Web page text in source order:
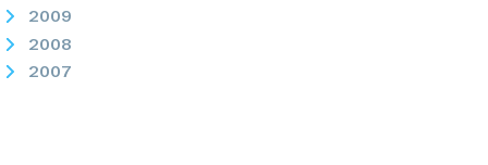
2009
2008
2007